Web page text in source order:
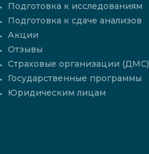
Подготовка к исследованиям
Подготовка к сдаче анализов
Акции
Отзывы
Страховые организации (ДМС)
Государственные программы
Юридическим лицам